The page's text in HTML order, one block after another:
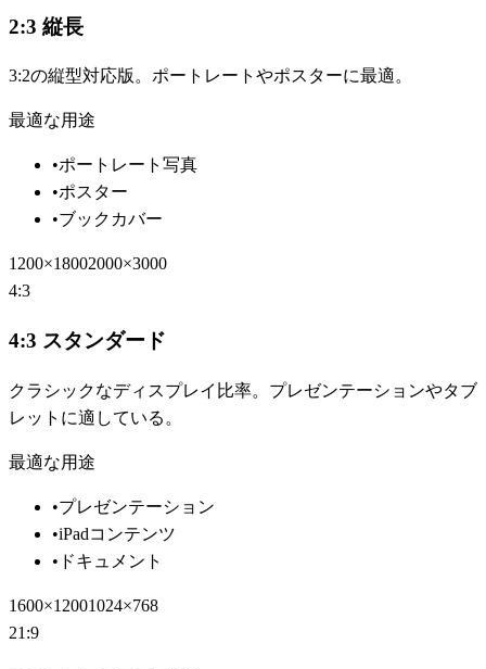
2:3 縦長
3:2の縦型対応版。ポートレートやポスターに最適。
最適な用途
•ポートレート写真
•ポスター
•ブックカバー
1200×18002000×3000
4:3
4:3 スタンダード
クラシックなディスプレイ比率。プレゼンテーションやタブ
レットに適している。
最適な用途
•プレゼンテーション
•iPadコンテンツ
• ドキュメント
1600×12001024×768
21:9